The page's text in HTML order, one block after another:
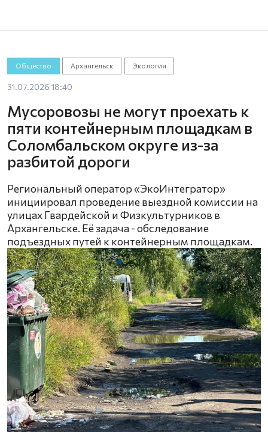
Общество Архангельск Экология
31.07.2026 18:40
Мусоровозы не могут проехать к
пяти контейнерным площадкам в
Соломбальском округе из-за
разбитой дороги
Региональный оператор «ЭкоИнтегратор»
инициировал проведение выездной комиссии на
улицах Гвардейской и Физкультурников в
Архангельске. Её задача - обследование
подъездных путей к контейнерным площадкам.